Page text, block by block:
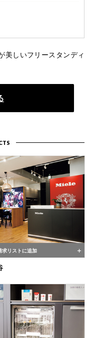
美しいフリースタンディ
求リストに追加